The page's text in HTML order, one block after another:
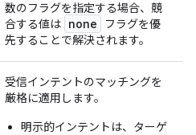
数のフラグを指定する場合、競
合する値は none
フラグを優
先することで解決されます。
受信インテントのマッチングを
厳格に適用します。
明示的インテントは、ターゲ